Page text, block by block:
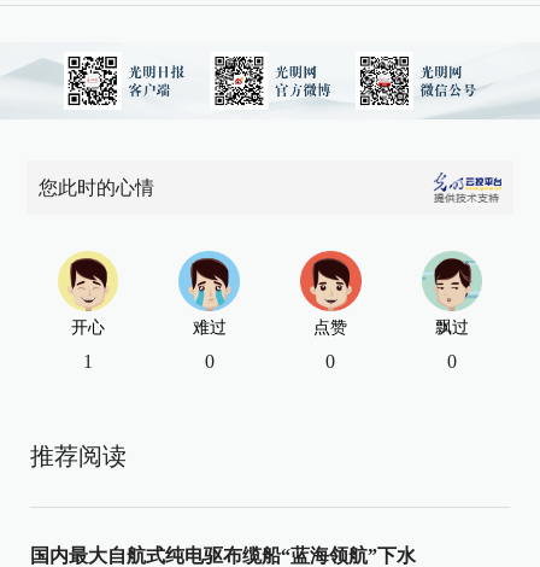
您此时的心情
开心
1
难过
0
点赞
0
飘过
0
推荐阅读
国内最大自航式纯电驱布缆船“蓝海领航”下水